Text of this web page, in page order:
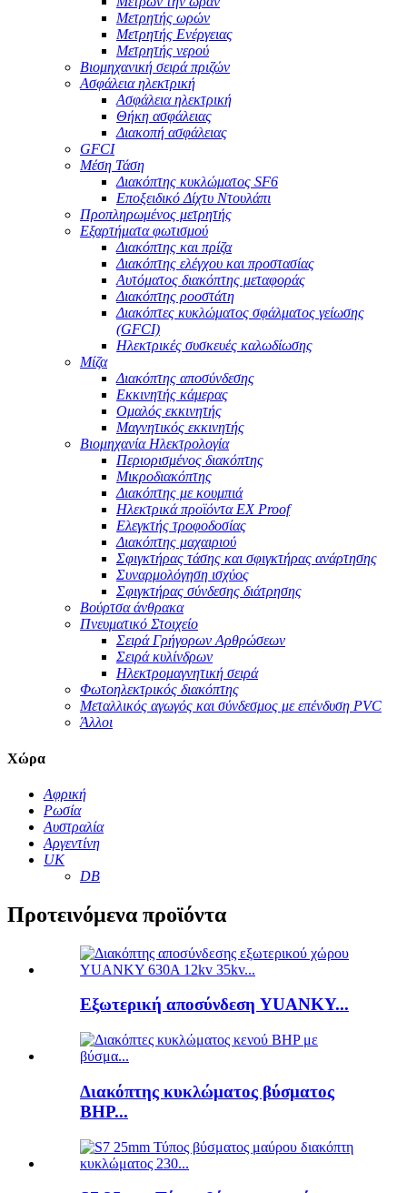
Μετρητής ωρών
Μετρητής Ενέργειας
Μετρητής νερού
Βιομηχανική σειρά πριζών
Ασφάλεια ηλεκτρική
Ασφάλεια ηλεκτρική
Θήκη ασφάλειας
Διακοπή ασφάλειας
GFCI
Μέση Τάση
Διακόπτης κυκλώματος SF6
Εποξειδικό Δίχτυ Ντουλάπι
Προπληρωμένος μετρητής
Εξαρτήματα φωτισμού
Διακόπτης και πρίζα
Διακόπτης ελέγχου και προστασίας
Αυτόματος διακόπτης μεταφοράς
Διακόπτης ροοστάτη
Διακόπτες κυκλώματος σφάλματος γείωσης
(GFCI)
Ηλεκτρικές συσκευές καλωδίωσης
Μίζα
Διακόπτης αποσύνδεσης
Εκκινητής κάμερας
Ομαλός εκκινητής
Μαγνητικός εκκινητής
Βιομηχανία Ηλεκτρολογία
Περιορισμένος διακόπτης
Μικροδιακόπτης
Διακόπτης με κουμπιά
Ηλεκτρικά προϊόντα EX Proof
Ελεγκτής τροφοδοσίας
Διακόπτης μαχαιριού
Σφιγκτήρας τάσης και σφιγκτήρας ανάρτησης
Συναρμολόγηση ισχύος
Σφιγκτήρας σύνδεσης διάτρησης
Βούρτσα άνθρακα
Πνευματικό Στοιχείο
Σειρά Γρήγορων Αρθρώσεων
Σειρά κυλίνδρων
Ηλεκτρομαγνητική σειρά
Φωτοηλεκτρικός διακόπτης
Μεταλλικός αγωγός και σύνδεσμος με επένδυση PVC
Άλλοι
Χώρα
Αφρική
Ρωσία
Αυστραλία
Αργεντίνη
UK
DB
Προτεινόμενα προϊόντα
Εξωτερική αποσύνδεση YUANKY...
Διακόπτης κυκλώματος βύσματος
BHP...